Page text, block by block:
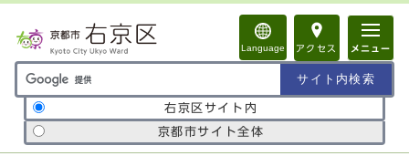
Language アクセス メニュー
サイト内検索の範囲
右京区サイト内
京都市サイト全体